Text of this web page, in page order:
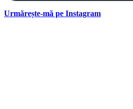
Urmărește-mă pe Instagram